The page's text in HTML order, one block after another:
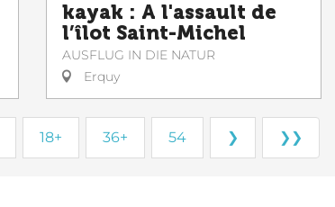
kayak : A l'assault de
l’îlot Saint-Michel
AUSFLUG IN DIE NATUR
Erquy
18+ 36+ 54 ❯ ❯❯